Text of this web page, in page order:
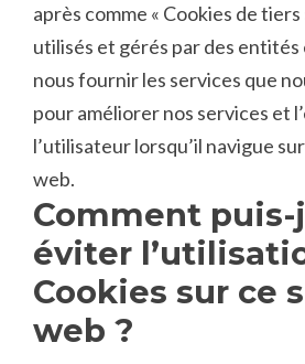
après comme « Cookies de tiers
utilisés et gérés par des
nous fournir les services que
pour améliorer nos services et
l’utilisateur lorsqu’il navigue
web.
Comment puis-
éviter
Cookies sur ce
web ?